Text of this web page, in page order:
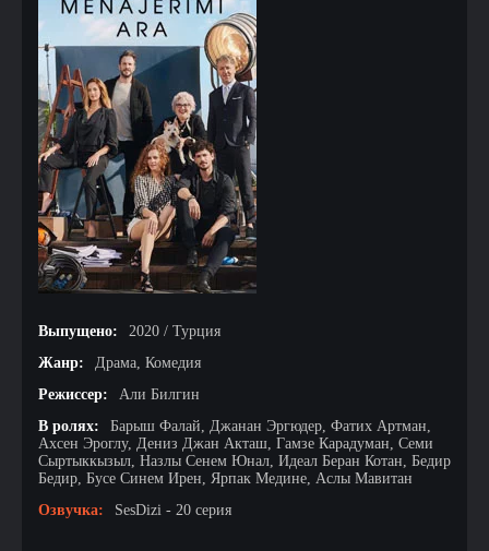
Выпущено:
2020 / Турция
Жанр:
Драма, Комедия
Режиссер:
Али Билгин
В ролях:
Барыш Фалай, Джанан Эргюдер, Фатих Артман,
Ахсен Эроглу, Дениз Джан Акташ, Гамзе Карадуман, Семи
Сыртыккызыл, Назлы Сенем Юнал, Идеал Беран Котан, Бедир
Бедир, Бусе Синем Ирен, Ярпак Медине, Аслы Мавитан
Озвучка:
SesDizi - 20 серия